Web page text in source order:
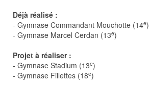
Déjà réalisé :
- Gymnase Commandant Mouchotte (14e)
- Gymnase Marcel Cerdan (13e)
Projet à réaliser :
- Gymnase Stadium (13e)
- Gymnase Fillettes (18e)